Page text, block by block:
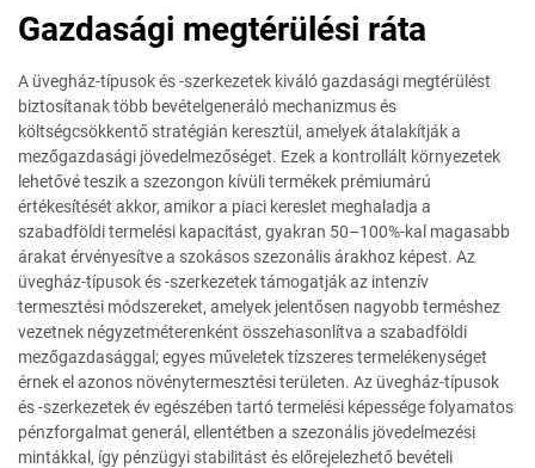
Gazdasági megtérülési ráta
A üvegház-típusok és -szerkezetek kiváló gazdasági megtérülést
biztosítanak több bevételgeneráló mechanizmus és
költségcsökkentő stratégián keresztül, amelyek átalakítják a
mezőgazdasági jövedelmezőséget. Ezek a kontrollált környezetek
lehetővé teszik a szezongon kívüli termékek prémiumárú
értékesítését akkor, amikor a piaci kereslet meghaladja a
szabadföldi termelési kapacitást, gyakran 50–100%-kal magasabb
árakat érvényesítve a szokásos szezonális árakhoz képest. Az
üvegház-típusok és -szerkezetek támogatják az intenzív
termesztési módszereket, amelyek jelentősen nagyobb terméshez
vezetnek négyzetméterenként összehasonlítva a szabadföldi
mezőgazdasággal; egyes műveletek tízszeres termelékenységet
érnek el azonos növénytermesztési területen. Az üvegház-típusok
és -szerkezetek év egészében tartó termelési képessége folyamatos
pénzforgalmat generál, ellentétben a szezonális jövedelmezési
mintákkal, így pénzügyi stabilitást és előrejelezhető bevételi